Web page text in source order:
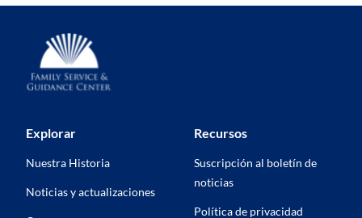
Explorar
Nuestra Historia
Noticias y actualizaciones
Recursos
Suscripción al boletín de
noticias
Política de privacidad